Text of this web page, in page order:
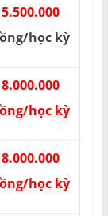
5.500.000
học kỳ
8.000.000
học kỳ
8.000.000
học kỳ